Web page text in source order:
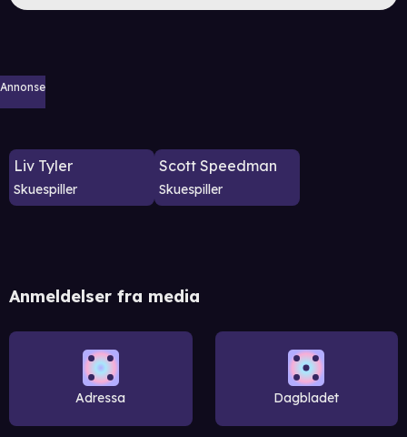
Annonse
Liv Tyler
Skuespiller
Scott Speedman
Skuespiller
Anmeldelser fra media
Adressa Dagbladet